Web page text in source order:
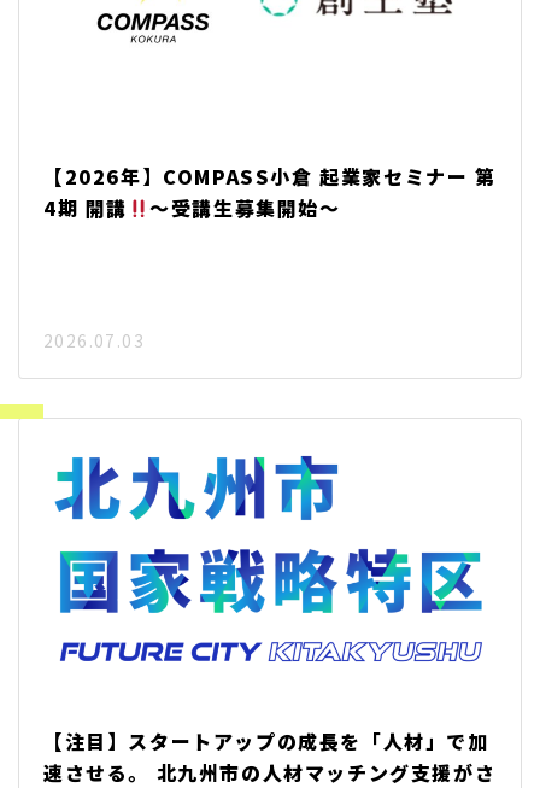
【2026年】COMPASS小倉 起業家セミナー 第
4期 開講
～受講生募集開始～
2026.07.03
【注目】スタートアップの成長を「人材」で加
速させる。 北九州市の人材マッチング支援がさ